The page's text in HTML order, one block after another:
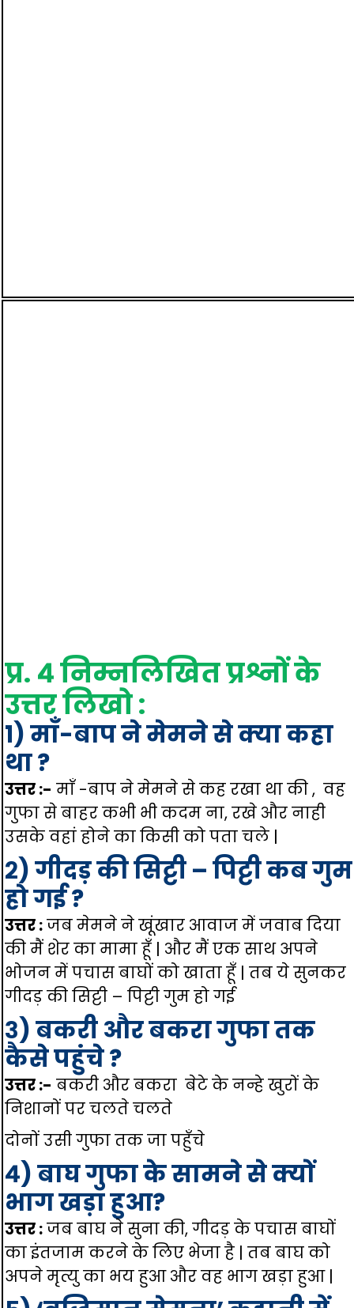
प्र. ४ निम्नलिखित प्रश्नों के
उत्तर लिखो :
१) माँ-बाप ने मेमने से क्या कहा
था ?
उत्तर :- माँ -बाप ने मेमने से कह रखा था की , वह
गुफा से बाहर कभी भी कदम ना, रखे और नाही
उसके वहां होने का किसी को पता चले |
२) गीदड़ की सिट्टी – पिट्टी कब गुम
हो गई ?
उत्तर :जब मेमने ने खूंखार आवाज में जवाब दिया
की मैं शेर का मामा हूँ | और मैं एक साथ अपने
भोजन में पचास बाघों को खाता हूँ | तब ये सुनकर
गीदड़ की सिट्टी – पिट्टी गुम हो गई
३) बकरी और बकरा गुफा तक
कैसे पहुंचे ?
उत्तर :- बकरी और बकरा बेटे के नन्हे खुरों के
निशानों पर चलते चलते
दोनों उसी गुफा तक जा पहुँचे
४) बाघ गुफा के सामने से क्यों
भाग खड़ा हुआ?
उत्तर :जब बाघ ने सुना की, गीदड़ के पचास बाघों
का इंतजाम करने के लिए भेजा है | तब बाघ को
अपने मृत्यु का भय हुआ और वह भाग खड़ा हुआ |